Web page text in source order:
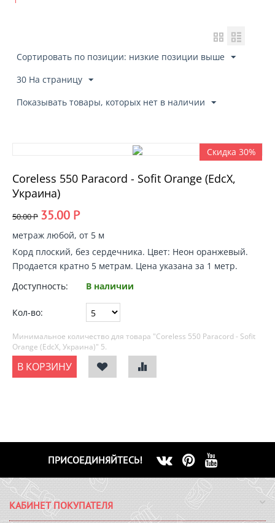
Сортировать по позиции: низкие позиции выше
30 На страницу
Показывать товары, которых нет в наличии
Скидка 30%
Coreless 550 Paracord - Sofit Orange (EdcX,
Украина)
50.00Р 35.00 Р
метраж любой, от 5 м
Корд плоский, без сердечника. Цвет: Неон оранжевый.
Продается кратно 5 метрам. Цена указана за 1 метр.
Доступность:
В наличии
Кол-во:
Минимальное количество для товара "Coreless 550 Paracord - Sofit
Orange (EdcX, Украина)" 5.
В КОРЗИНУ
ПРИСОЕДИНЯЙТЕСЬ!
КАБИНЕТ ПОКУПАТЕЛЯ